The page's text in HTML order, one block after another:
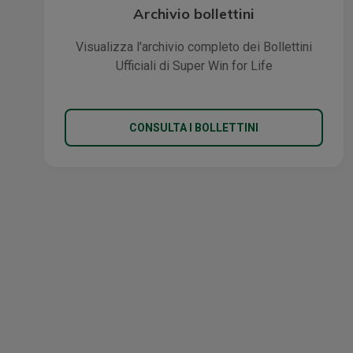
Archivio bollettini
Visualizza l'archivio completo dei Bollettini
Ufficiali di Super Win for Life
CONSULTA I BOLLETTINI